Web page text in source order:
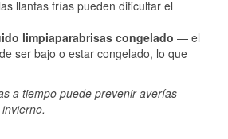
llantas frías pueden dificultar el
limpiaparabrisas congelado — el
ser bajo o estar congelado, lo que
a tiempo puede prevenir averías